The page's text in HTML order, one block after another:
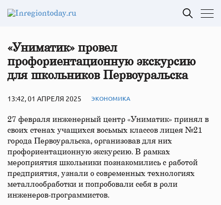
«Униматик» провел
профориентационную экскурсию
для школьников Первоуральска
13:42, 01 АПРЕЛЯ 2025 ЭКОНОМИКА
27 февраля инженерный центр «Униматик» принял в
своих стенах учащихся восьмых классов лицея №21
города Первоуральска, организовав для них
профориентационную экскурсию. В рамках
мероприятия школьники познакомились с работой
предприятия, узнали о современных технологиях
металлообработки и попробовали себя в роли
инженеров-программистов.